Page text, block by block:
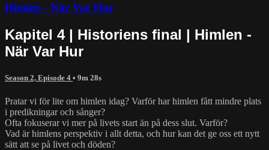
Himlen - När Var Hur
Kapitel 4 | Historiens final | Himlen -
När Var Hur
Season 2, Episode 4 • 9m 28s
Pratar vi för lite om himlen idag? Varför har himlen fått mindre plats
i predikningar och sånger?
Ofta fokuserar vi mer på livets start än på dess slut. Varför?
Vad är himlens perspektiv i allt detta, och hur kan det ge oss ett nytt
sätt att se på livet och döden?